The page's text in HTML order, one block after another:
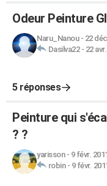
Odeur Peinture
Naru_Nanou- 22
Dasilva22- 22
5 réponses
Peinture qui
? ?
yarisson- 9 févr.
robin- 9 févr.